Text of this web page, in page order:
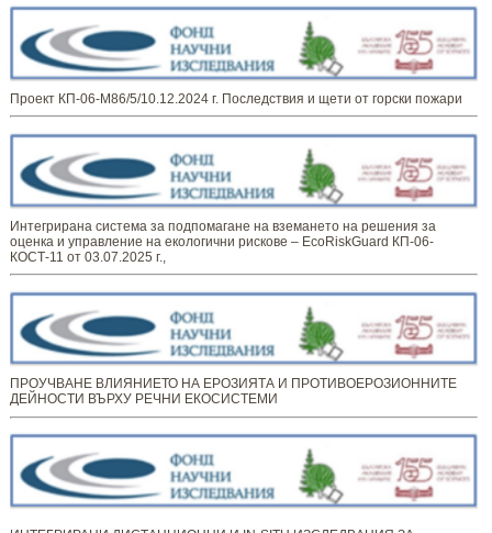
Проект КП-06-М86/5/10.12.2024 г. Последствия и щети от горски пожари
Интегрирана система за подпомагане на вземането на решения за
оценка и управление на екологични рискове – EcoRiskGuard КП-06-
КОСТ-11 от 03.07.2025 г.,
ПРОУЧВАНЕ ВЛИЯНИЕТО НА ЕРОЗИЯТА И ПРОТИВОЕРОЗИОННИТЕ
ДЕЙНОСТИ ВЪРХУ РЕЧНИ ЕКОСИСТЕМИ